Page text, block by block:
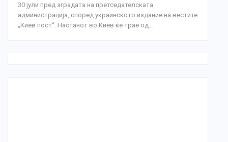
30 јули пред зградата на претседателската
администрација, според украинското издание на вестите
„Киев пост“. Настанот во Киев ќе трае од…